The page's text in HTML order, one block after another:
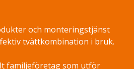
och monteringstjänst
tvättkombination i bruk.
familjeföretag som utför